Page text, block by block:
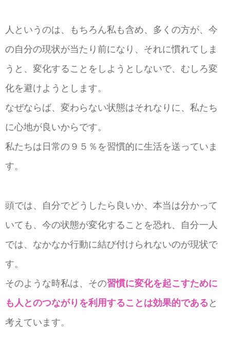
人というのは、もちろん私も含め、多くの方が、今
の自分の現状が当たり前になり、それに慣れてしま
うと、変化することをしようとしないで、むしろ変
化を避けようとします。
なぜならば、変わらない状態はそれなりに、私たち
に心地が良いからです。
私たちは日常の９５％を習慣的に生活を送っていま
す。
頭では、自分でどうしたら良いか、本当は分かって
いても、今の状態が変化することを恐れ、自分一人
では、なかなか行動に結び付けられないのが現状で
す。
そのような時私は、その習慣に変化を起こすために
も人とのつながりを利用することは効果的である と
考えています。